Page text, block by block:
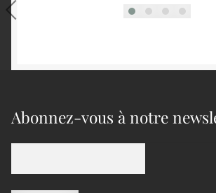
Abonnez-vous à notre